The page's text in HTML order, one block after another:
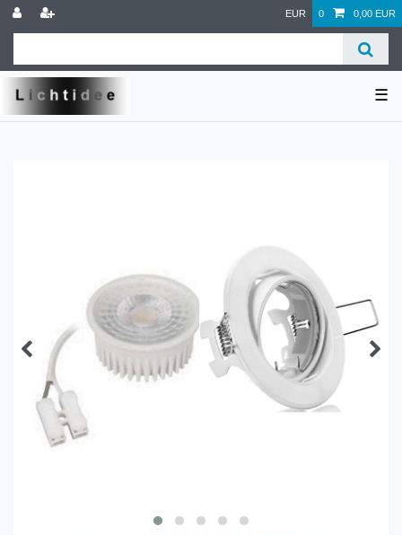
EUR 0 0,00 EUR
☰